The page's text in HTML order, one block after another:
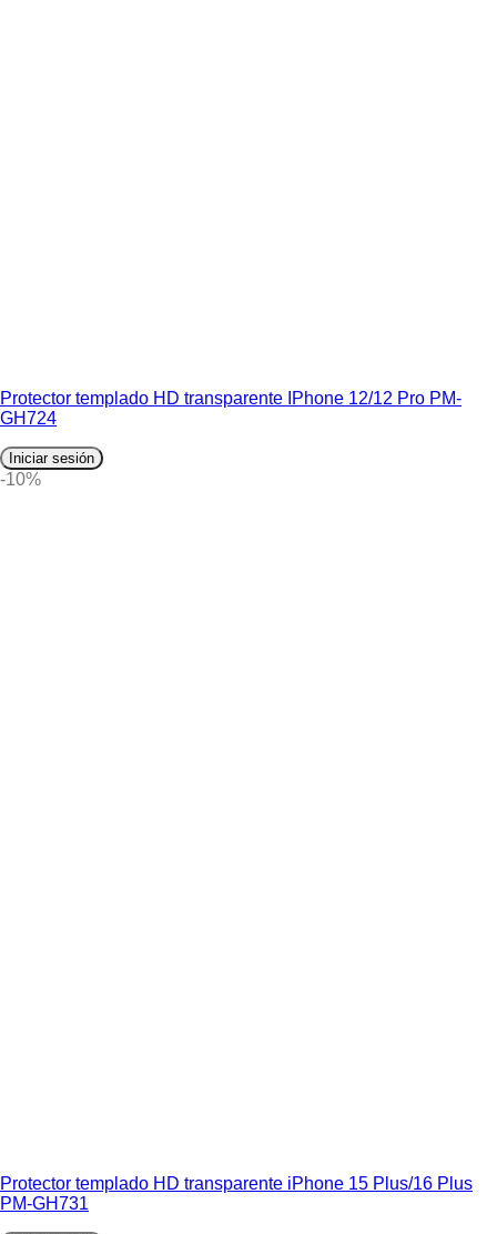
Protector templado HD transparente IPhone 12/12 Pro PM-
GH724
Iniciar sesión
-10%
Protector templado HD transparente iPhone 15 Plus/16 Plus
PM-GH731